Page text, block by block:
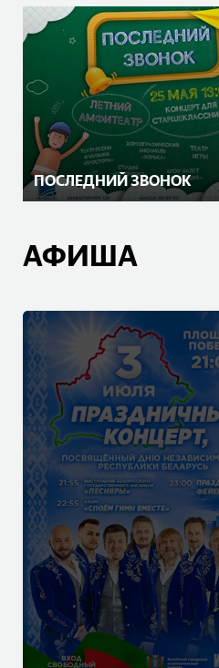
ПОСЛЕДНИЙ ЗВОНОК
АФИША